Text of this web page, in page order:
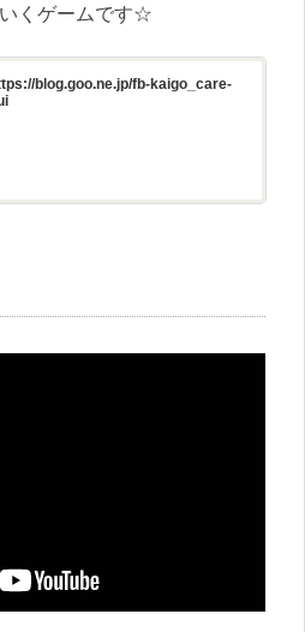
くゲームです☆
blog.goo.ne.jp/fb-kaigo_care-